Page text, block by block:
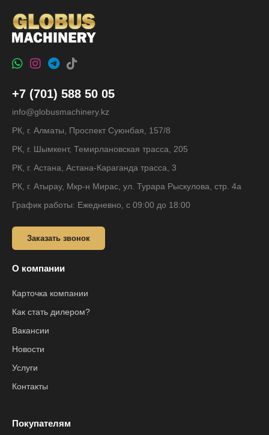
+7 (701) 588 50 05
info@globusmachinery.kz
РК, г. Алматы, Проспект Суюнбая, 157/8
РК, г. Шымкент, Темирлановская трасса, 205
РК, г. Астана, Астана-Караганда трасса, 3
РК, г. Атырау, Мкр-н Мирас, ул. Турара Рыскулова, стр. 4а
График работы: Ежедневно, с 09:00 до 18:00
Заказать звонок
О компании
Карточка компании
Как стать дилером?
Вакансии
Новости
Услуги
Контакты
Покупателям